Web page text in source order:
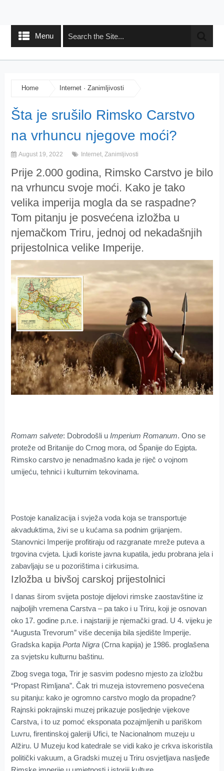
Menu
Home Internet· Zanimljivosti
Šta je srušilo Rimsko Carstvo
na vrhuncu njegove moći?
August 19, 2022 Internet, Zanimljivosti
Prije 2.000 godina, Rimsko Carstvo je bilo
na vrhuncu svoje moći. Kako je tako
velika imperija mogla da se raspadne?
Tom pitanju je posvećena izložba u
njemačkom Triru, jednoj od nekadašnjih
prijestolnica velike Imperije.
Romam salvete: Dobrodošli u Imperium Romanum. Ono se
proteže od Britanije do Crnog mora, od Španije do Egipta.
Rimsko carstvo je nenadmašno kada je riječ o vojnom
umijeću, tehnici i kulturnim tekovinama.
Postoje kanalizacija i svježa voda koja se transportuje
akvaduktima, živi se u kućama sa podnim grijanjem.
Stanovnici Imperije profitiraju od razgranate mreže puteva a
trgovina cvjeta. Ljudi koriste javna kupatila, jedu probrana jela i
zabavljaju se u pozorištima i cirkusima.
Izložba u bivšoj carskoj prijestolnici
I danas širom svijeta postoje dijelovi rimske zaostavštine iz
najboljih vremena Carstva – pa tako i u Triru, koji je osnovan
oko 17. godine p.n.e. i najstariji je njemački grad. U 4. vijeku je
“Augusta Trevorum” više decenija bila sjedište Imperije.
Gradska kapijaPorta Nigra(Crna kapija) je 1986. proglašena
za svjetsku kulturnu baštinu.
Zbog svega toga, Trir je sasvim podesno mjesto za izložbu
“Propast Rimljana”. Čak tri muzeja istovremeno posvećena
su pitanju: kako je ogromno carstvo moglo da propadne?
Rajnski pokrajinski muzej prikazuje posljednje vijekove
Carstva, i to uz pomoć eksponata pozajmljenih u pariškom
Luvru, firentinskoj galeriji Ufici, te Nacionalnom muzeju u
Alžiru. U Muzeju kod katedrale se vidi kako je crkva iskoristila
politički vakuum, a Gradski muzej u Triru osvjetljava nasljeđe